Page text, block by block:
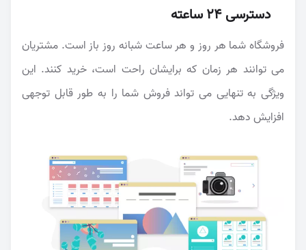
دسترسی ۲۴ ساعته
فروشگاه شما هر روز و هر ساعت شبانه روز باز است. مشتریان
می توانند هر زمان که برایشان راحت است، خرید کنند. این
ویژگی به تنهایی می تواند فروش شما را به طور قابل توجهی
افزایش دهد.